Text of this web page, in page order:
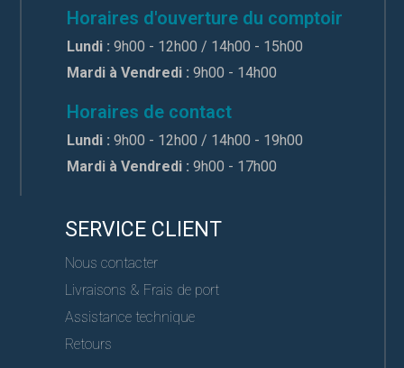
Horaires d'ouverture du comptoir
Lundi : 9h00 - 12h00 / 14h00 - 15h00
Mardi à Vendredi : 9h00 - 14h00
Horaires de contact
Lundi : 9h00 - 12h00 / 14h00 - 19h00
Mardi à Vendredi : 9h00 - 17h00
SERVICE CLIENT
Nous contacter
Livraisons & Frais de port
Assistance technique
Retours